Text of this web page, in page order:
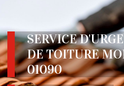
SERVICE
DE TOITURE
01090